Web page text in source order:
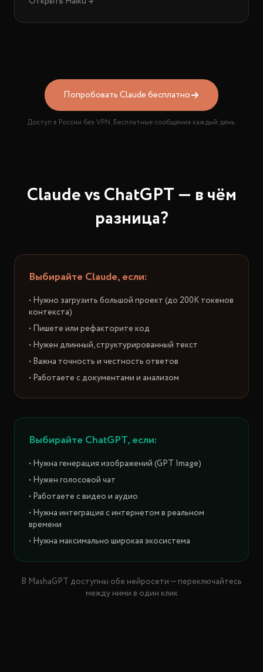
Попробовать Claude бесплатно
Доступ в России без VPN. Бесплатные сообщения каждый день.
Claude vs ChatGPT — в чём
разница?
Выбирайте Claude, если:
• Нужно загрузить большой проект (до 200K токенов
контекста)
• Пишете или рефакторите код
• Нужен длинный, структурированный текст
• Важна точность и честность ответов
• Работаете с документами и анализом
Выбирайте ChatGPT, если:
• Нужна генерация изображений (GPT Image)
• Нужен голосовой чат
• Работаете с видео и аудио
• Нужна интеграция с интернетом в реальном
времени
• Нужна максимально широкая экосистема
В MashaGPT доступны обе нейросети — переключайтесь
между ними в один клик